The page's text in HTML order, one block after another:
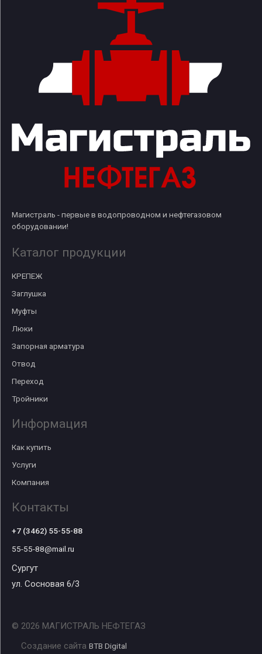
Магистраль - первые в водопроводном и нефтегазовом
оборудовании!
Каталог продукции
КРЕПЕЖ
Заглушка
Муфты
Люки
Запорная арматура
Отвод
Переход
Тройники
Информация
Как купить
Услуги
Компания
Контакты
+7 (3462) 55-55-88
55-55-88@mail.ru
Сургут
ул. Сосновая 6/3
© 2026 МАГИСТРАЛЬ НЕФТЕГАЗ
Создание сайта BTB Digital